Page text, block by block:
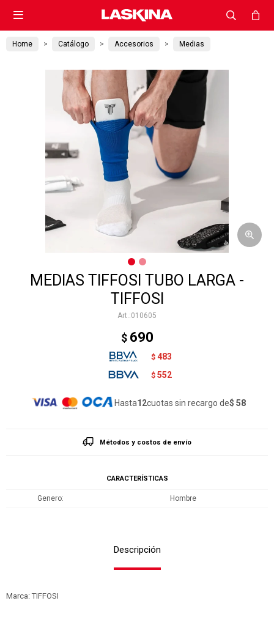

Home Catálogo Accesorios Medias
MEDIAS TIFFOSI TUBO LARGA -
TIFFOSI
010605
$ 690
$ 483
$ 552
Hasta12cuotas sin recargo de$ 58
Métodos y costos de envío
CARACTERÍSTICAS
Genero Hombre
Descripción
Marca: TIFFOSI